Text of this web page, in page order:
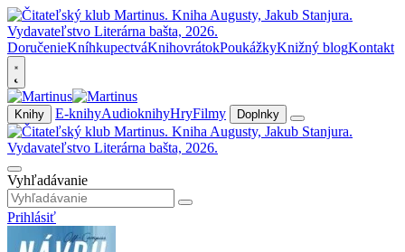
DoručenieKníhkupectváKnihovrátokPoukážkyKnižný blogKontakt
Knihy E-knihyAudioknihyHryFilmy Doplnky
Vyhľadávanie
Prihlásiť